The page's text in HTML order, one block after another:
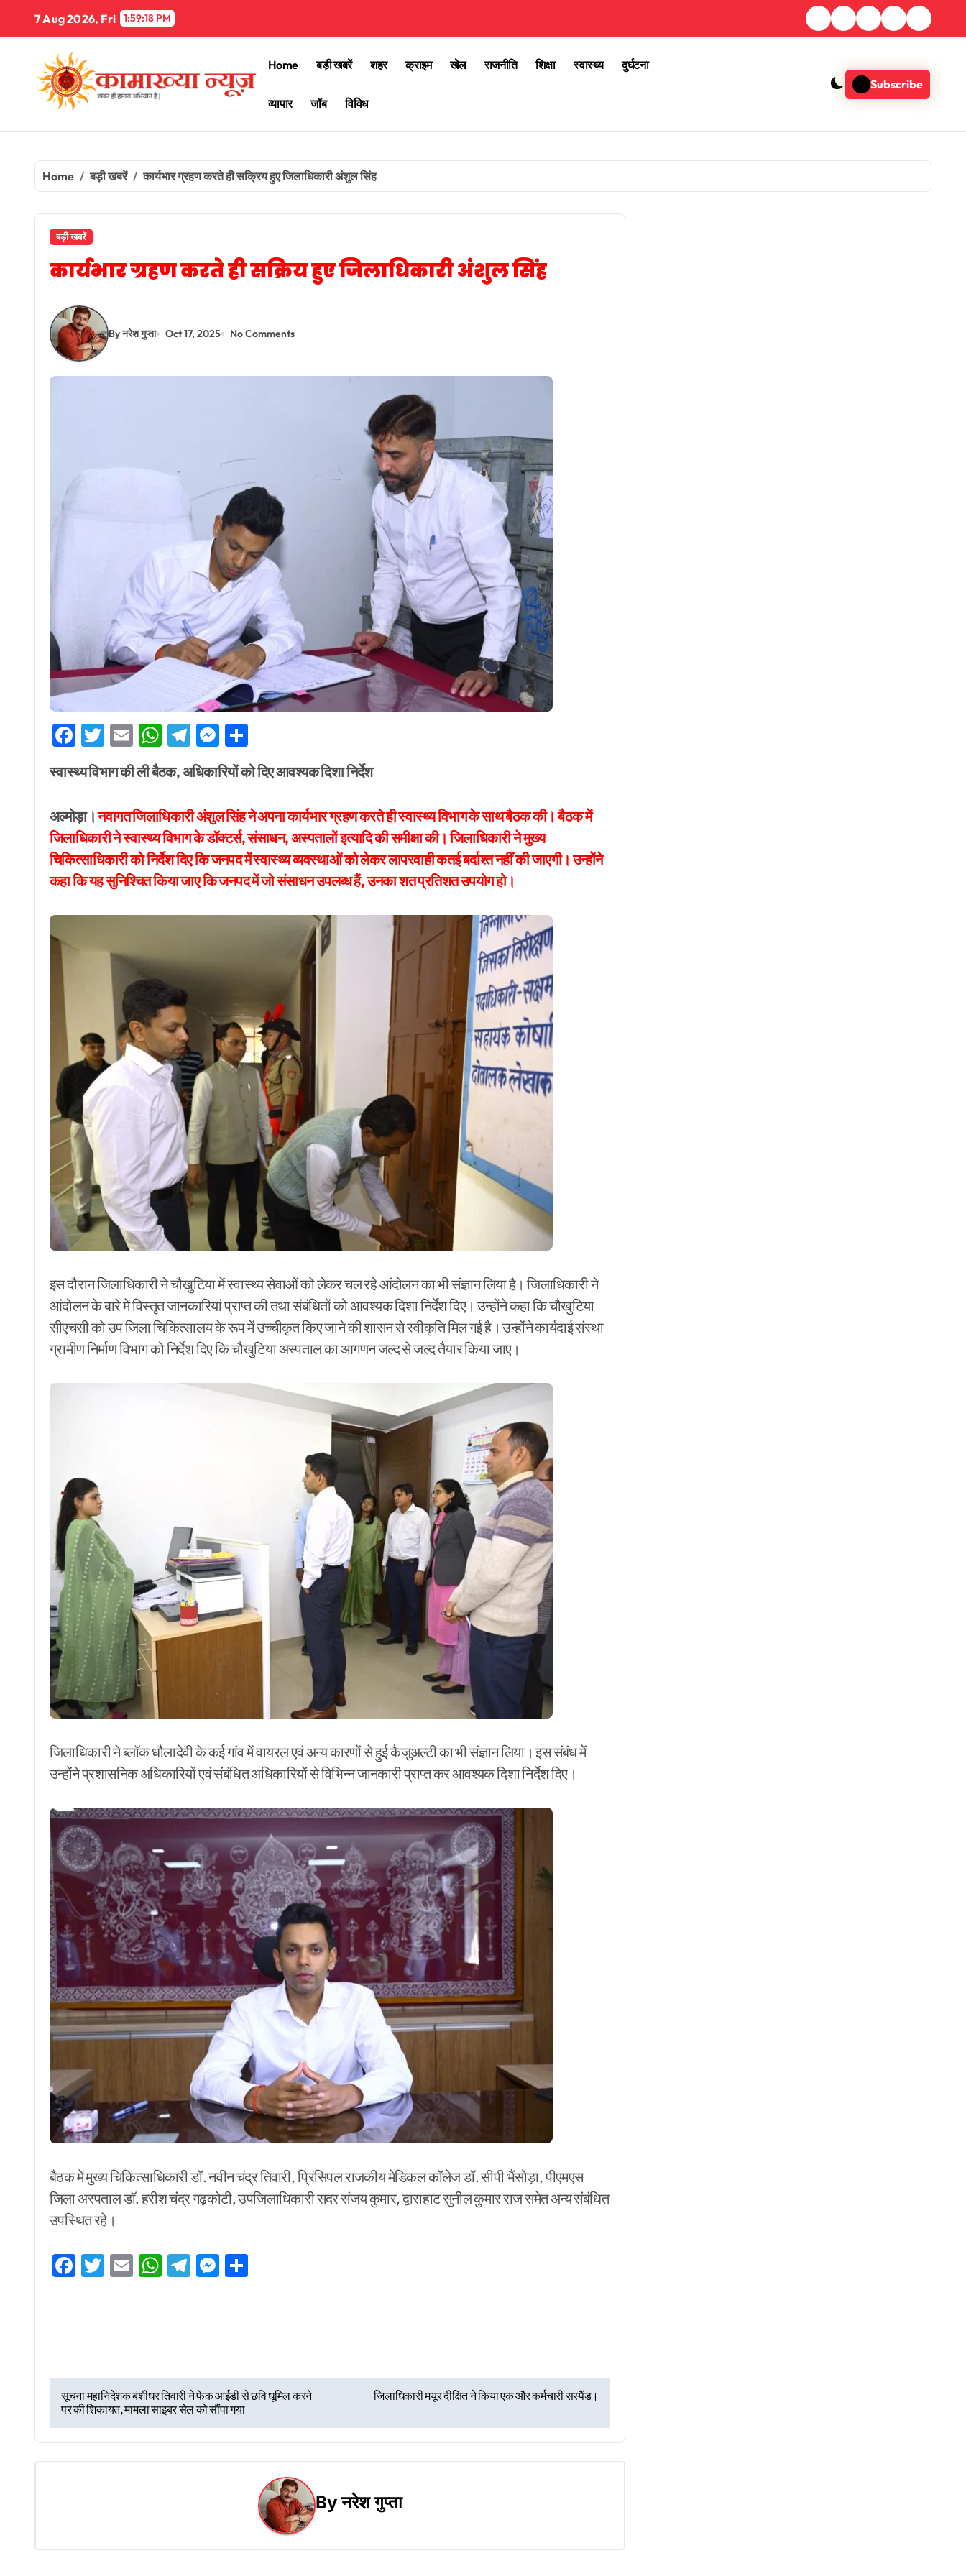
content
7 Aug 2026, Fri 1:59:19 PM
Home बड़ी खबरें शहर क्राइम खेल राजनीति शिक्षा स्वास्थ्य दुर्घटना
व्यापार जॉब विविध
Subscribe
Home बड़ी खबरें कार्यभार ग्रहण करते ही सक्रिय हुए जिलाधिकारी अंशुल सिंह
बड़ी खबरें
कार्यभार ग्रहण करते ही सक्रिय हुए जिलाधिकारी अंशुल सिंह
By नरेश गुप्ता Oct 17, 2025 No Comments
Facebook
Twitter
EmailWhatsApp
Telegram
Messenger
स्वास्थ्य विभाग की ली बैठक, अधिकारियों को दिए आवश्यक दिशा निर्देश
अल्मोड़ा।नवागत जिलाधिकारी अंशुल सिंह ने अपना कार्यभार ग्रहण करते ही स्वास्थ्य विभाग के साथ बैठक की। बैठक में
जिलाधिकारी ने स्वास्थ्य विभाग के डॉक्टर्स, संसाधन, अस्पतालों इत्यादि की समीक्षा की। जिलाधिकारी ने मुख्य
चिकित्साधिकारी को निर्देश दिए कि जनपद में स्वास्थ्य व्यवस्थाओं को लेकर लापरवाही कतई बर्दाश्त नहीं की जाएगी। उन्होंने
कहा कि यह सुनिश्चित किया जाए कि जनपद में जो संसाधन उपलब्ध हैं, उनका शत प्रतिशत उपयोग हो।
इस दौरान जिलाधिकारी ने चौखुटिया में स्वास्थ्य सेवाओं को लेकर चल रहे आंदोलन का भी संज्ञान लिया है। जिलाधिकारी ने
आंदोलन के बारे में विस्तृत जानकारियां प्राप्त की तथा संबंधितों को आवश्यक दिशा निर्देश दिए। उन्होंने कहा कि चौखुटिया
सीएचसी को उप जिला चिकित्सालय के रूप में उच्चीकृत किए जाने की शासन से स्वीकृति मिल गई है। उन्होंने कार्यदाई संस्था
ग्रामीण निर्माण विभाग को निर्देश दिए कि चौखुटिया अस्पताल का आगणन जल्द से जल्द तैयार किया जाए।
जिलाधिकारी ने ब्लॉक धौलादेवी के कई गांव में वायरल एवं अन्य कारणों से हुई कैजुअल्टी का भी संज्ञान लिया। इस संबंध में
उन्होंने प्रशासनिक अधिकारियों एवं संबंधित अधिकारियों से विभिन्न जानकारी प्राप्त कर आवश्यक दिशा निर्देश दिए।
बैठक में मुख्य चिकित्साधिकारी डॉ. नवीन चंद्र तिवारी, प्रिंसिपल राजकीय मेडिकल कॉलेज डॉ. सीपी भैंसोड़ा, पीएमएस
जिला अस्पताल डॉ. हरीश चंद्र गढ़कोटी, उपजिलाधिकारी सदर संजय कुमार, द्वाराहाट सुनील कुमार राज समेत अन्य संबंधित
उपस्थित रहे।
Facebook
Twitter
EmailWhatsApp
Telegram
Messenger
P
o
s
सूचना महानिदेशक बंशीधर तिवारी ने फेक आईडी से छवि धूमिल करने
पर की शिकायत, मामला साइबर सेल को सौंपा गया
जिलाधिकारी मयूर दीक्षित ने किया एक और कर्मचारी सस्पैंड।
Byनरेश गुप्ता